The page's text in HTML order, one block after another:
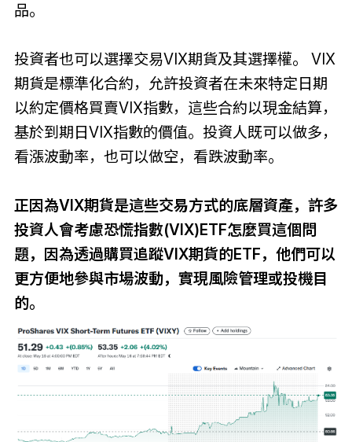
品。
投資者也可以選擇交易VIX期貨及其選擇權。 VIX
期貨是標準化合約，允許投資者在未來特定日期
以約定價格買賣VIX指數，這些合約以現金結算，
基於到期日VIX指數的價值。投資人既可以做多，
看漲波動率，也可以做空，看跌波動率。
正因為VIX期貨是這些交易方式的底層資產，許多
投資人會考慮恐慌指數(VIX)ETF怎麼買這個問
題，因為透過購買追蹤VIX期貨的ETF，他們可以
更方便地參與市場波動，實現風險管理或投機目
的。